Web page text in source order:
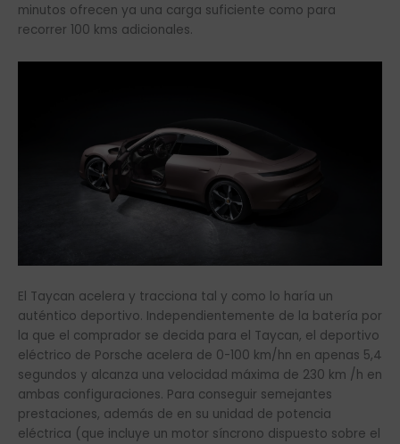
minutos ofrecen ya una carga suficiente como para
recorrer 100 kms adicionales.
El Taycan acelera y tracciona tal y como lo haría un
auténtico deportivo. Independientemente de la batería por
la que el comprador se decida para el Taycan, el deportivo
eléctrico de Porsche acelera de 0-100 km/hn en apenas 5,4
segundos y alcanza una velocidad máxima de 230 km /h en
ambas configuraciones. Para conseguir semejantes
prestaciones, además de en su unidad de potencia
eléctrica (que incluye un motor síncrono dispuesto sobre el